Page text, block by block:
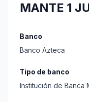
MANTE 1
Banco
Banco Azteca
Tipo de banco
Institución de Banca